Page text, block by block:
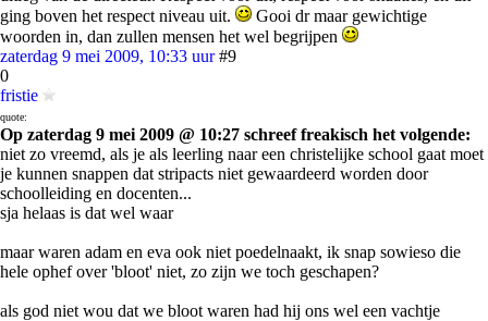
ging boven het respect niveau uit.
Gooi dr maar gewichtige
woorden in, dan zullen mensen het wel begrijpen
zaterdag 9 mei 2009, 10:33 uur #9
0
fristie
quote:
Op zaterdag 9 mei 2009 @ 10:27 schreef freakisch het volgende:
niet zo vreemd, als je als leerling naar een christelijke school gaat moet
je kunnen snappen dat stripacts niet gewaardeerd worden door
schoolleiding en docenten...
sja helaas is dat wel waar
maar waren adam en eva ook niet poedelnaakt, ik snap sowieso die
hele ophef over 'bloot' niet, zo zijn we toch geschapen?
als god niet wou dat we bloot waren had hij ons wel een vachtje